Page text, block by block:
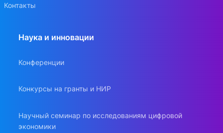
Контакты
Наука и инновации
Конференции
Конкурсы на гранты и НИР
Научный семинар по исследованиям цифровой
экономики